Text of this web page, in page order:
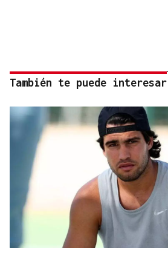
También te puede interesar